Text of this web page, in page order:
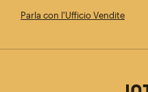
Parla con l'Ufficio Vendite